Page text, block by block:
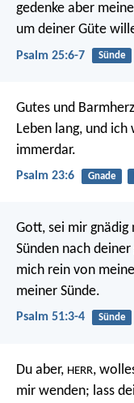
gedenke aber
um deiner Güte
Psalm 25:6-7 Sünde
Gutes und
Leben lang, und ich
immerdar.
Psalm 23:6 Gnade
Gott, sei mir gnädig
Sünden nach
mich rein von
meiner Sünde.
Psalm 51:3-4 Sünde
Du aber, HERR,
mir wenden; lass